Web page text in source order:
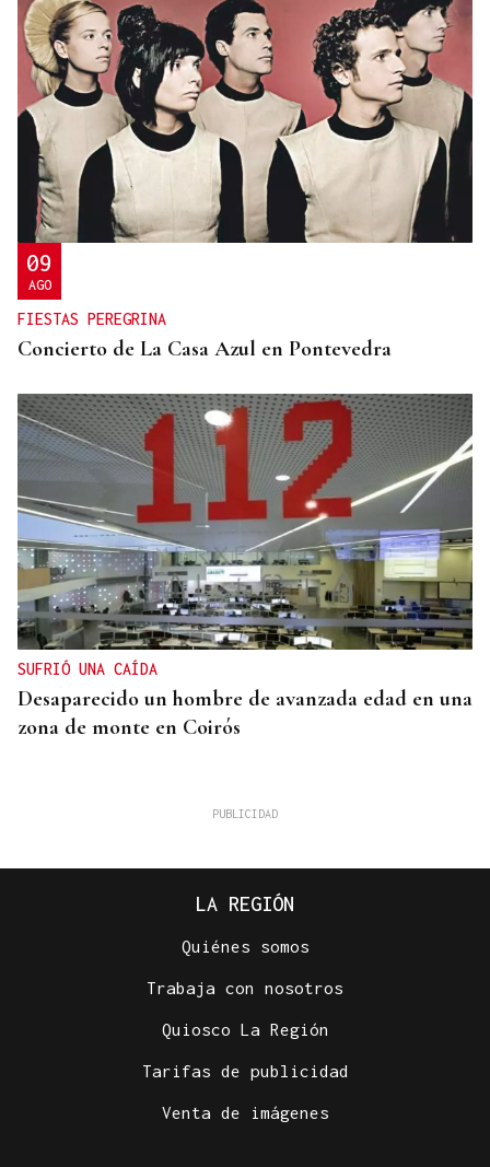
09
AGO
FIESTAS PEREGRINA
Concierto de La Casa Azul en Pontevedra
SUFRIÓ UNA CAÍDA
Desaparecido un hombre de avanzada edad en una
zona de monte en Coirós
LA REGIÓN
Quiénes somos
Trabaja con nosotros
Quiosco La Región
Tarifas de publicidad
Venta de imágenes